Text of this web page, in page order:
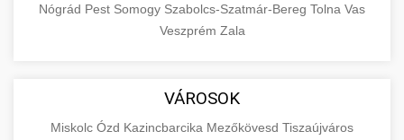
Nógrád Pest Somogy Szabolcs-Szatmár-Bereg Tolna Vas
Veszprém Zala
VÁROSOK
Miskolc Ózd Kazincbarcika Mezőkövesd Tiszaújváros